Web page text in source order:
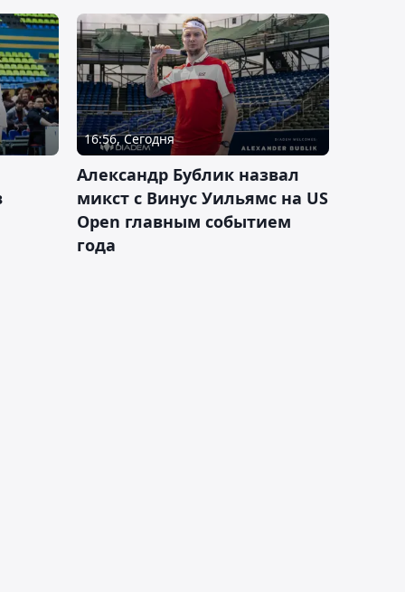
16:56, Сегодня
Александр Бублик назвал
микст с Винус Уильямс на US
Open главным событием
года